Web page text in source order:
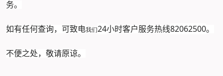
务。
如有任何查询，可致电我们24小时客户服务热线82062500。
不便之处，敬请原谅。